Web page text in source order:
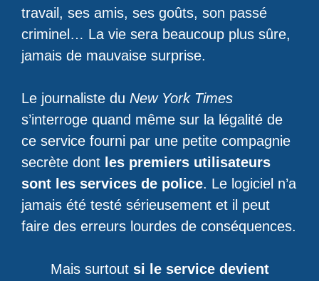
travail, ses amis, ses goûts, son passé
criminel… La vie sera beaucoup plus sûre,
jamais de mauvaise surprise.
Le journaliste du New York Times
s’interroge quand même sur la légalité de
ce service fourni par une petite compagnie
secrète dont les premiers utilisateurs
sont les services de police. Le logiciel n’a
jamais été testé sérieusement et il peut
faire des erreurs lourdes de conséquences.
Mais surtout si le service devient